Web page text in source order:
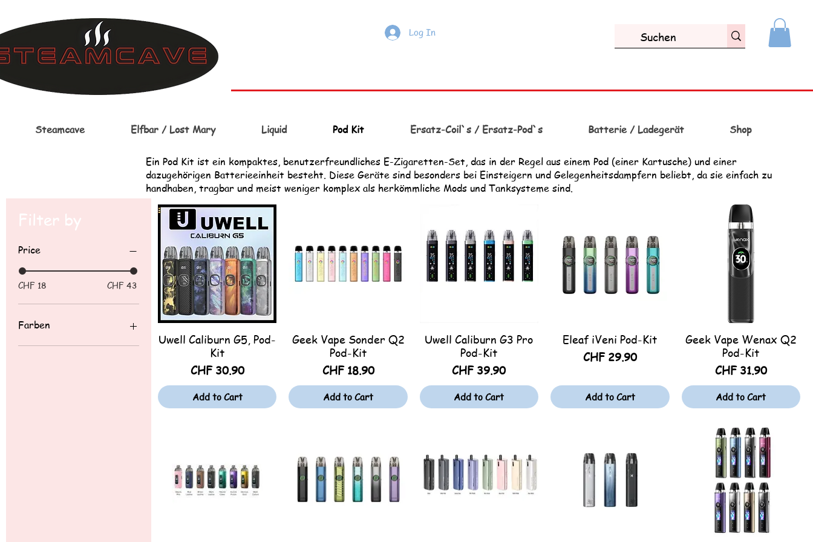
Log In
Steamcave Elfbar / Lost Mary Liquid Pod Kit Ersatz-Coil`s / Ersatz-Pod`s Batterie / Ladegerät Shop
Ein Pod Kit ist ein kompaktes, benutzerfreundliches E-Zigaretten-Set, das in der Regel aus einem Pod (einer Kartusche) und einer
dazugehörigen Batterieeinheit besteht. Diese Geräte sind besonders bei Einsteigern und Gelegenheitsdampfern beliebt, da sie einfach zu
handhaben, tragbar und meist weniger komplex als herkömmliche Mods und Tanksysteme sind.
Filter by
Price
CHF 18 CHF 43
Farben
Quick View
Uwell Caliburn G5, Pod-
Kit
Price
CHF 30.90
Add to Cart
Quick View
Geek Vape Sonder Q2
Pod-Kit
Price
CHF 18.90
Add to Cart
Quick View
Uwell Caliburn G3 Pro
Pod-Kit
Price
CHF 39.90
Add to Cart
Quick View
Eleaf iVeni Pod-Kit
Price
CHF 29.90
Add to Cart
Quick View
Geek Vape Wenax Q2
Pod-Kit
Price
CHF 31.90
Add to Cart